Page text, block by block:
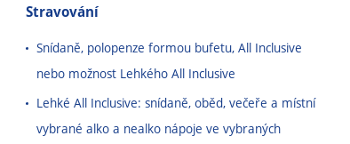
Stravování
Snídaně, polopenze formou bufetu, All Inclusive
nebo možnost Lehkého All Inclusive
Lehké All Inclusive: snídaně, oběd, večeře a místní
vybrané alko a nealko nápoje ve vybraných